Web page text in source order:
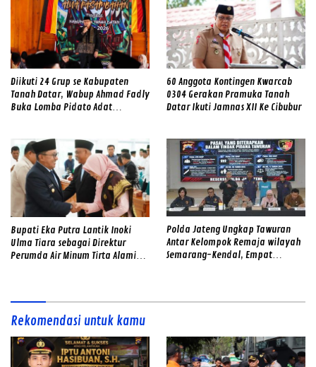
Diikuti 24 Grup se Kabupaten
Tanah Datar, Wabup Ahmad Fadly
Buka Lomba Pidato Adat
60 Anggota Kontingen Kwarcab
0304 Gerakan Pramuka Tanah
Datar Ikuti Jamnas XII Ke Cibubur
Bupati Eka Putra Lantik Inoki
Ulma Tiara sebagai Direktur
Perumda Air Minum Tirta Alami
Polda Jateng Ungkap Tawuran
Antar Kelompok Remaja wilayah
Semarang-Kendal, Empat
Rekomendasi untuk kamu